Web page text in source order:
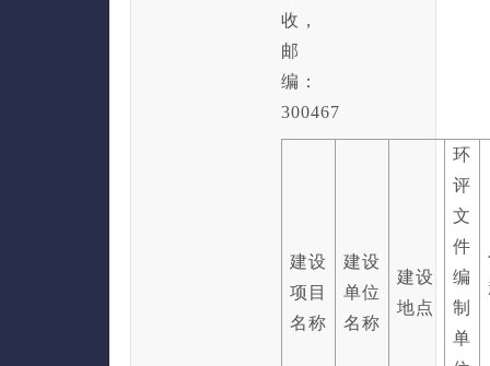
收，
邮
编：
300467
建设
项目
名称
建设
单位
名称
建设
地点
环
评
文
件
编
制
单